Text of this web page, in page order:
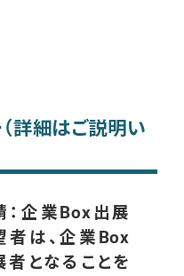
詳細はご説明い
：企業Box出展
者は、企業Box
者となることを